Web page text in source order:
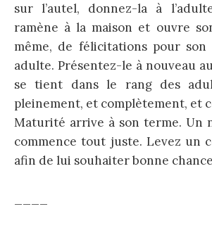
sur l’autel, donnez-la à
ramène à la maison et ouvre
même, de félicitations pour son
adulte. Présentez-le à nouveau
se tient dans le rang des
pleinement, et complètement, et
Maturité arrive à son terme. Un
commence tout juste. Levez un
afin de lui souhaiter bonne